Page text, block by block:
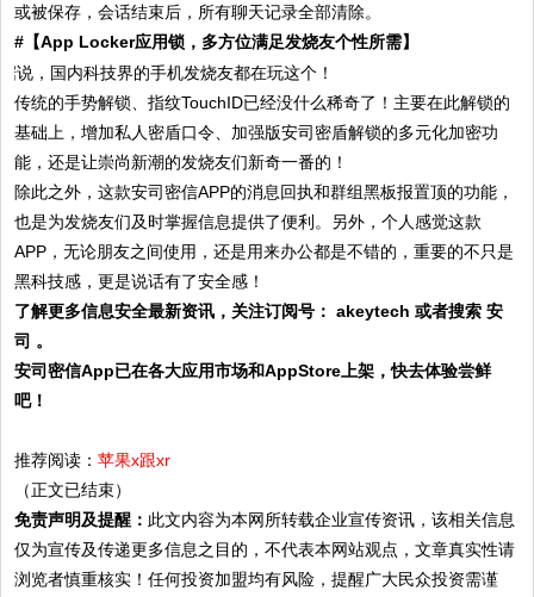
或被保存，会话结束后，所有聊天记录全部清除。
# 【App Locker应用锁，多方位满足发烧友个性所需】
传统的手势解锁、指纹TouchID已经没什么稀奇了！主要在此解锁的
基础上，增加私人密盾口令、加强版安司密盾解锁的多元化加密功
能，还是让崇尚新潮的发烧友们新奇一番的！
除此之外，这款安司密信APP的消息回执和群组黑板报置顶的功能，
也是为发烧友们及时掌握信息提供了便利。另外，个人感觉这款
APP，无论朋友之间使用，还是用来办公都是不错的，重要的不只是
黑科技感，更是说话有了安全感！
了解更多信息安全最新资讯，关注订阅号： akeytech 或者搜索 安
司 。
安司密信App已在各大应用市场和AppStore上架，快去体验尝鲜
吧！
推荐阅读：苹果x跟xr
（正文已结束）
免责声明及提醒： 此文内容为本网所转载企业宣传资讯，该相关信息
仅为宣传及传递更多信息之目的，不代表本网站观点，文章真实性请
浏览者慎重核实！任何投资加盟均有风险，提醒广大民众投资需谨